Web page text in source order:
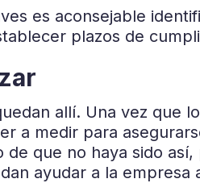
es aconsejable
plazos de
allí. Una vez que
a medir para
de que no haya sido así,
ayudar a la empresa